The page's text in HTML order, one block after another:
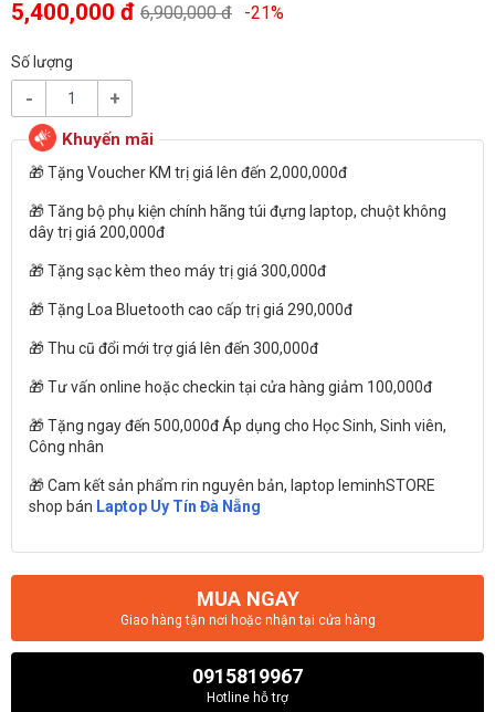
5,400,000 đ 6,900,000 đ -21%
Số lượng
- +
🎁 Tặng Voucher KM trị giá lên đến 2,000,000đ
🎁 Tăng bộ phụ kiện chính hãng túi đựng laptop, chuột không
dây trị giá 200,000đ
🎁 Tặng sạc kèm theo máy trị giá 300,000đ
🎁 Tặng Loa Bluetooth cao cấp trị giá 290,000đ
🎁 Thu cũ đổi mới trợ giá lên đến 300,000đ
🎁 Tư vấn online hoặc checkin tại cửa hàng giảm 100,000đ
🎁 Tặng ngay đến 500,000đ Áp dụng cho Học Sinh, Sinh viên,
Công nhân
🎁 Cam kết sản phẩm rin nguyên bản, laptop leminhSTORE
shop bán Laptop Uy Tín Đà Nẵng
MUA NGAY
Giao hàng tận nơi hoặc nhận tại cửa hàng
0915819967
Hotline hỗ trợ